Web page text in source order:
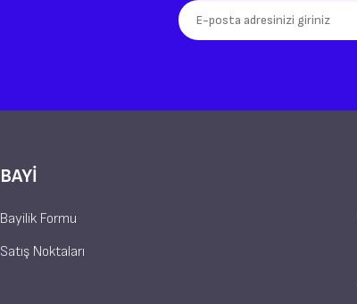
BAYI
Bayilik Formu
Satış Noktaları